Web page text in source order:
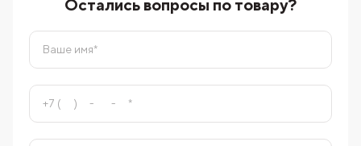
Остались вопросы по товару?